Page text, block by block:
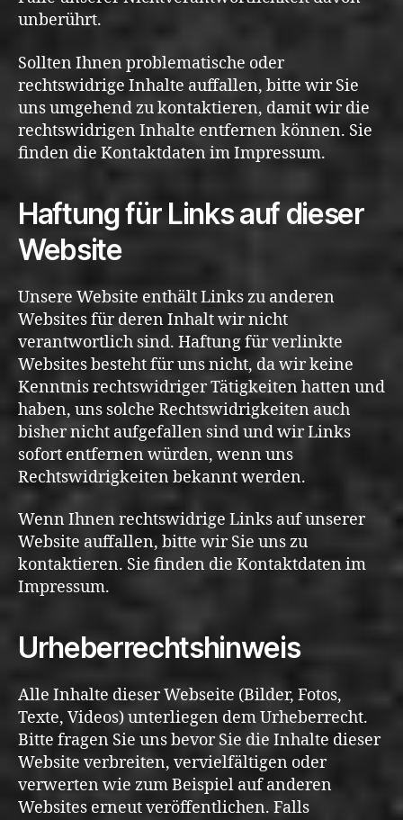
unberührt.
Sollten Ihnen problematische oder
rechtswidrige Inhalte auffallen, bitte wir Sie
uns umgehend zu kontaktieren, damit wir die
rechtswidrigen Inhalte entfernen können. Sie
finden die Kontaktdaten im Impressum.
Haftung für Links auf dieser
Website
Unsere Website enthält Links zu anderen
Websites für deren Inhalt wir nicht
verantwortlich sind. Haftung für verlinkte
Websites besteht für uns nicht, da wir keine
Kenntnis rechtswidriger Tätigkeiten hatten und
haben, uns solche Rechtswidrigkeiten auch
bisher nicht aufgefallen sind und wir Links
sofort entfernen würden, wenn uns
Rechtswidrigkeiten bekannt werden.
Wenn Ihnen rechtswidrige Links auf unserer
Website auffallen, bitte wir Sie uns zu
kontaktieren. Sie finden die Kontaktdaten im
Impressum.
Urheberrechtshinweis
Alle Inhalte dieser Webseite (Bilder, Fotos,
Texte, Videos) unterliegen dem Urheberrecht.
Bitte fragen Sie uns bevor Sie die Inhalte dieser
Website verbreiten, vervielfältigen oder
verwerten wie zum Beispiel auf anderen
Websites erneut veröffentlichen. Falls